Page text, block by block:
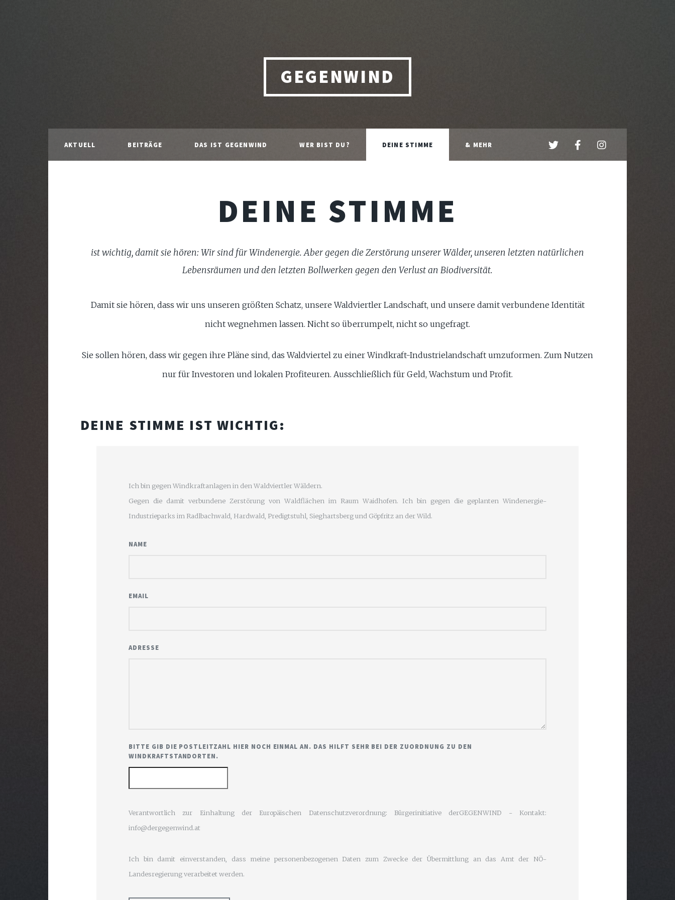
GEGENWIND
AKTUELL BEITRÄGE DAS IST GEGENWIND WER BIST DU? DEINE STIMME & MEHR
DEINE STIMME
ist wichtig, damit sie hören: Wir sind für Windenergie. Aber gegen die Zerstörung unserer Wälder, unseren letzten natürlichen
Lebensräumen und den letzten Bollwerken gegen den Verlust an Biodiversität.
Damit sie hören, dass wir uns unseren größten Schatz, unsere Waldviertler Landschaft, und unsere damit verbundene Identität
nicht wegnehmen lassen. Nicht so überrumpelt, nicht so ungefragt.
Sie sollen hören, dass wir gegen ihre Pläne sind, das Waldviertel zu einer Windkraft-Industrielandschaft umzuformen. Zum Nutzen
nur für Investoren und lokalen Profiteuren. Ausschließlich für Geld, Wachstum und Profit.
DEINE STIMME IST WICHTIG:
Ich bin gegen Windkraftanlagen in den Waldviertler Wäldern.
Gegen die damit verbundene Zerstörung von Waldflächen im Raum Waidhofen. Ich bin gegen die geplanten Windenergie-
Industrieparks im Radlbachwald, Hardwald, Predigtstuhl, Sieghartsberg und Göpfritz an der Wild.
NAME
EMAIL
ADRESSE
BITTE GIB DIE POSTLEITZAHL HIER NOCH EINMAL AN. DAS HILFT SEHR BEI DER ZUORDNUNG ZU DEN
WINDKRAFTSTANDORTEN.
Verantwortlich zur Einhaltung der Europäischen Datenschutzverordnung: Bürgerinitiative derGEGENWIND - Kontakt:
info@dergegenwind.at
Ich bin damit einverstanden, dass meine personenbezogenen Daten zum Zwecke der Übermittlung an das Amt der NÖ-
Landesregierung verarbeitet werden.